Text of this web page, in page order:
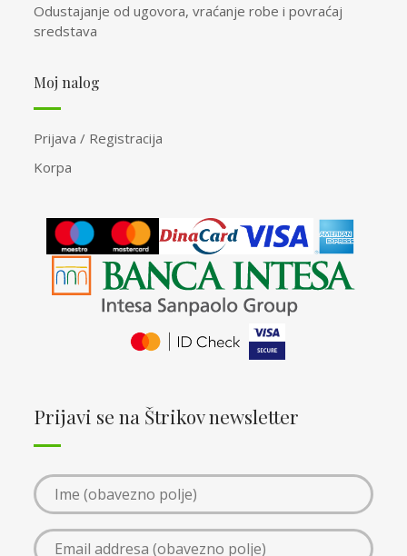
Odustajanje od ugovora, vraćanje robe i povraćaj
sredstava
Moj nalog
Prijava / Registracija
Korpa
Prijavi se na Štrikov newsletter